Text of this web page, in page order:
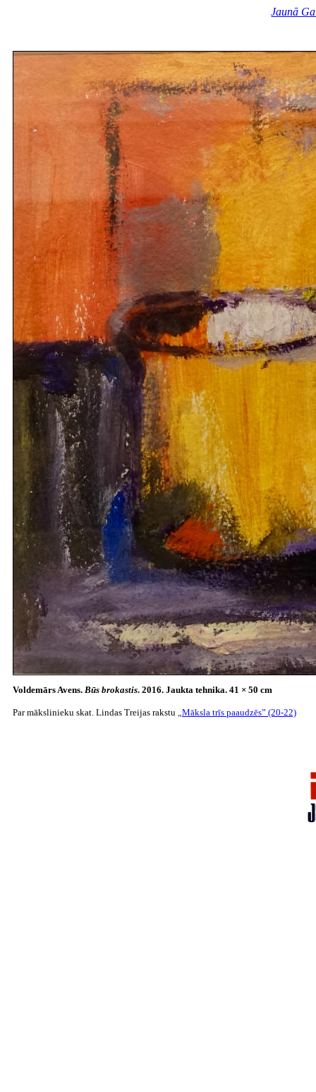
Jaunā
​Voldemārs Avens. Būs brokastis. 2016. Jaukta tehnika. 41 × 50 cm
Par mākslinieku skat. Lindas Treijas rakstu „Māksla trīs paaudzēs” (20-22)